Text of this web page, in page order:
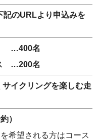
記のURLより申込みを
ス …400名
名
イクリングを楽しむ走
）
れる方はコース